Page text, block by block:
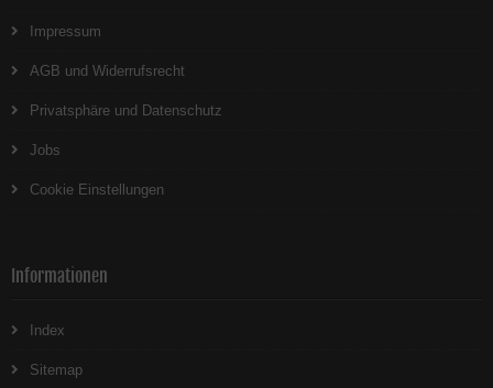
Impressum
AGB und Widerrufsrecht
Privatsphäre und Datenschutz
Jobs
Cookie Einstellungen
Informationen
Index
Sitemap